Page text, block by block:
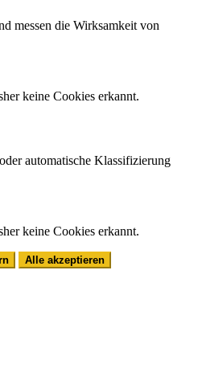
messen die Wirksamkeit von
keine Cookies erkannt.
automatische Klassifizierung
keine Cookies erkannt.
Alle akzeptieren